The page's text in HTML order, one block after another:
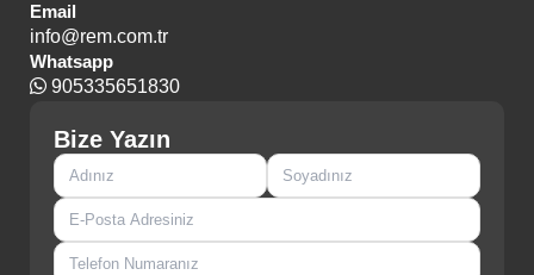
Email
info@rem.com.tr
Whatsapp
905335651830
Bize Yazın